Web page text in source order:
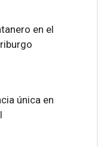
en el
única en